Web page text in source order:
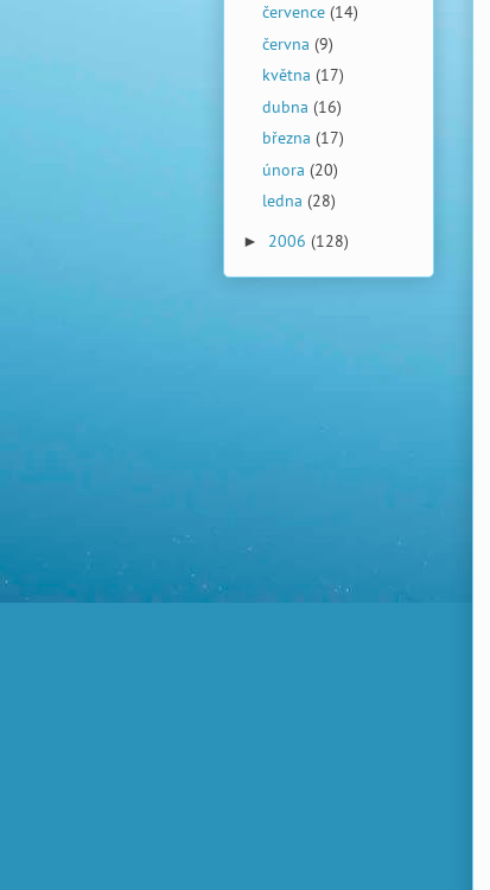
července (14)
června (9)
května (17)
dubna (16)
března (17)
února (20)
ledna (28)
► 2006 (128)